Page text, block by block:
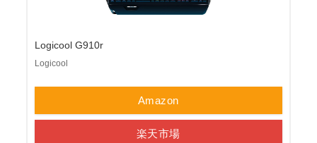
Logicool G910r
Logicool
Amazon
楽天市場